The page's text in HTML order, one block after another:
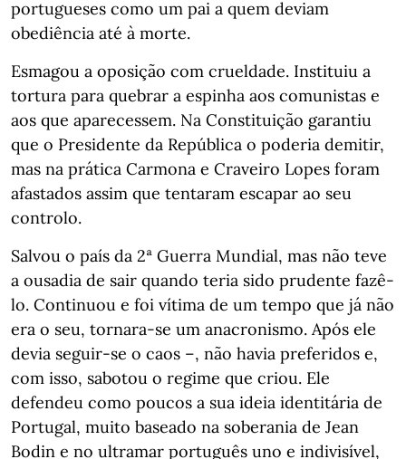
portugueses como um pai a quem deviam
obediência até à morte.
Esmagou a oposição com crueldade. Instituiu a
tortura para quebrar a espinha aos comunistas e
aos que aparecessem. Na Constituição garantiu
que o Presidente da República o poderia demitir,
mas na prática Carmona e Craveiro Lopes foram
afastados assim que tentaram escapar ao seu
controlo.
Salvou o país da 2ª Guerra Mundial, mas não teve
a ousadia de sair quando teria sido prudente fazê-
lo. Continuou e foi vítima de um tempo que já não
era o seu, tornara-se um anacronismo. Após ele
devia seguir-se o caos –, não havia preferidos e,
com isso, sabotou o regime que criou. Ele
defendeu como poucos a sua ideia identitária de
Portugal, muito baseado na soberania de Jean
Bodin e no ultramar português uno e indivisível,